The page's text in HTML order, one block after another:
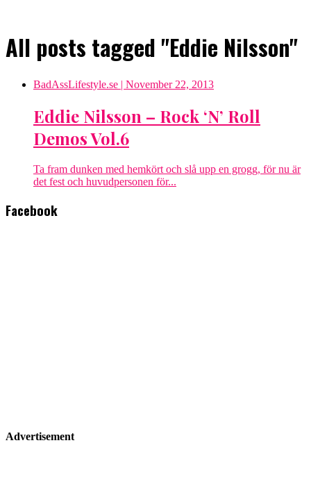
All posts tagged "Eddie Nilsson"
BadAssLifestyle.se | November 22, 2013
Eddie Nilsson – Rock ‘N’ Roll
Demos Vol.6
Ta fram dunken med hemkört och slå upp en grogg, för nu är
det fest och huvudpersonen för...
Facebook
Advertisement